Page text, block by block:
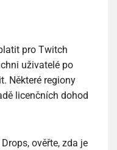
pro Twitch
uživatelé po
Některé regiony
licenčních dohod
ověřte, zda je